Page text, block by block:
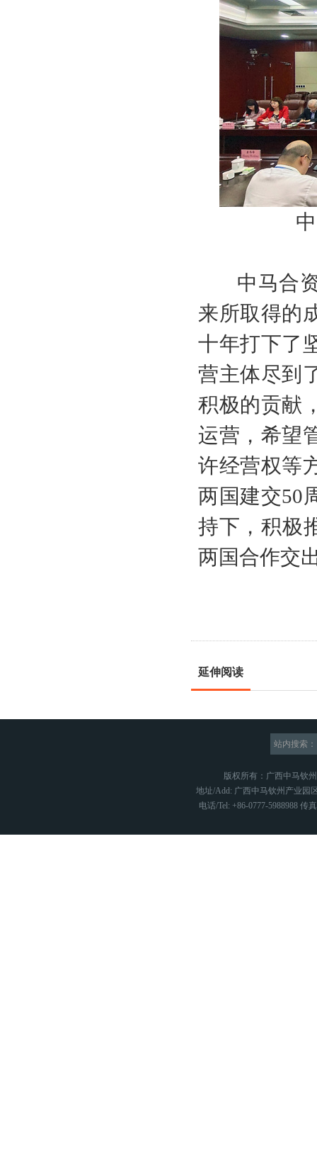
中马合
来所取得的
十年打下了
营主体尽到
积极的贡献
运营，希望
许经营权等
两国建交50
持下，积极
两国合作交
延伸阅读
站内搜索：
版权所有：广西中马钦
地址/Add: 广西中马钦州产业园
电话/Tel: +86-0777-5988988 传